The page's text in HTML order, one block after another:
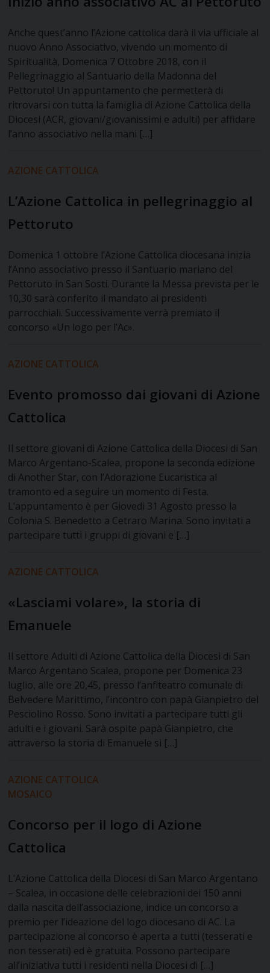
Anche quest’anno l’Azione cattolica darà il via ufficiale al
nuovo Anno Associativo, vivendo un momento di
Spiritualità, Domenica 7 Ottobre 2018, con il
Pellegrinaggio al Santuario della Madonna del
Pettoruto! Un appuntamento che permetterà di
ritrovarsi con tutta la famiglia di Azione Cattolica della
Diocesi (ACR, giovani/giovanissimi e adulti) per affidare
l’anno associativo nella mani […]
AZIONE CATTOLICA
L’Azione Cattolica in pellegrinaggio al
Pettoruto
Domenica 1 ottobre l’Azione Cattolica diocesana inizia
l’Anno associativo presso il Santuario mariano del
Pettoruto in San Sosti. Durante la Messa prevista per le
10,30 sarà conferito il mandato ai presidenti
parrocchiali. Successivamente verrà premiato il
concorso «Un logo per l’Ac».
AZIONE CATTOLICA
Evento promosso dai giovani di Azione
Cattolica
Il settore giovani di Azione Cattolica della Diocesi di San
Marco Argentano-Scalea, propone la seconda edizione
di Another Star, con l’Adorazione Eucaristica al
tramonto ed a seguire un momento di Festa.
L’appuntamento è per Giovedi 31 Agosto presso la
Colonia S. Benedetto a Cetraro Marina. Sono invitati a
partecipare tutti i gruppi di giovani e […]
AZIONE CATTOLICA
«Lasciami volare», la storia di
Emanuele
Il settore Adulti di Azione Cattolica della Diocesi di San
Marco Argentano Scalea, propone per Domenica 23
luglio, alle ore 20,45, presso l’anfiteatro comunale di
Belvedere Marittimo, l’incontro con papà Gianpietro del
Pesciolino Rosso. Sono invitati a partecipare tutti gli
adulti e i giovani. Sarà ospite papà Gianpietro, che
attraverso la storia di Emanuele si […]
AZIONE CATTOLICA
MOSAICO
Concorso per il logo di Azione
Cattolica
L’Azione Cattolica della Diocesi di San Marco Argentano
– Scalea, in occasione delle celebrazioni dei 150 anni
dalla nascita dell’associazione, indice un concorso a
premio per l’ideazione del logo diocesano di AC. La
partecipazione al concorso è aperta a tutti (tesserati e
non tesserati) ed è gratuita. Possono partecipare
all’iniziativa tutti i residenti nella Diocesi di […]